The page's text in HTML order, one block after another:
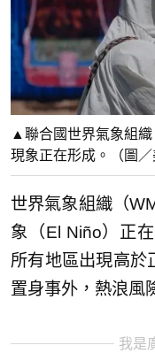
▲聯合國世界氣象組
現象正在形成。（圖／
世界氣象組織（
象（El Niño）正
所有地區出現高於
置身事外，熱浪風
我是